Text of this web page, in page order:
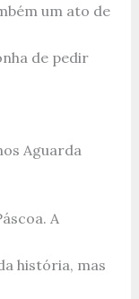
um ato de
de pedir
Aguarda
A
história, mas